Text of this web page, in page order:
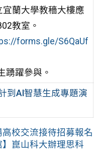
蘭大學教穡大樓應
教室。
forms.gle/S6QaUf
踴躍參與。
到AI智慧生成專題演
高校交流接待招募報名
】崑山科大辦理思科